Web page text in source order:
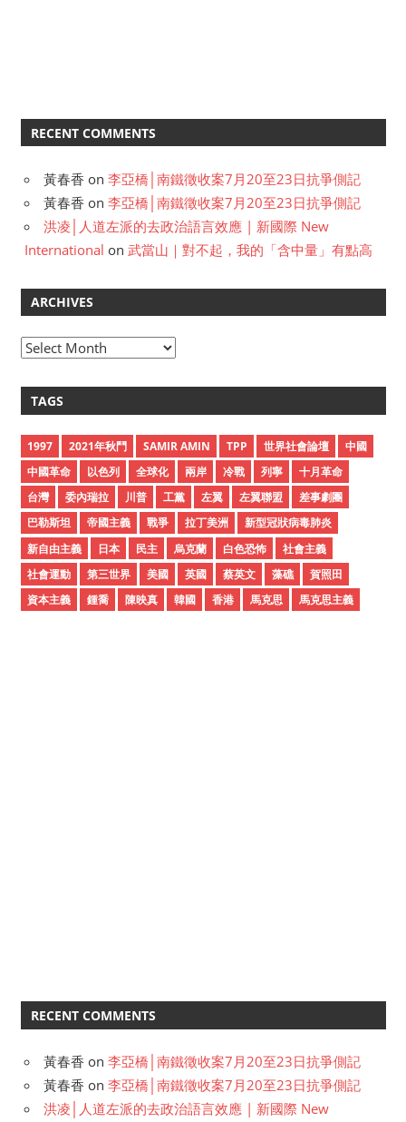
RECENT COMMENTS
黃春香 on 李亞橋│南鐵徵收案7月20至23日抗爭側記
黃春香 on 李亞橋│南鐵徵收案7月20至23日抗爭側記
洪凌│人道左派的去政治語言效應 | 新國際 New
International on 武當山｜對不起，我的「含中量」有點高
ARCHIVES
A
h
v
e
s
TAGS
1997 2021年秋鬥 SAMIR AMIN TPP 世界社會論壇
中國
中國革命
以色列 全球化 兩岸 冷戰 列寧
十月革命
台灣
委內瑞拉 川普 工黨 左翼 左翼聯盟
差事劇團
巴勒斯坦
帝國主義 戰爭 拉丁美洲
新型冠狀病毒肺炎
新自由主義
日本 民主 烏克蘭 白色恐怖
社會主義
社會運動
第三世界 美國 英國 蔡英文 藻礁
賀照田
資本主義
鍾喬 陳映真 韓國 香港 馬克思 馬克思主義
RECENT COMMENTS
黃春香 on 李亞橋│南鐵徵收案7月20至23日抗爭側記
黃春香 on 李亞橋│南鐵徵收案7月20至23日抗爭側記
洪凌│人道左派的去政治語言效應 | 新國際 New